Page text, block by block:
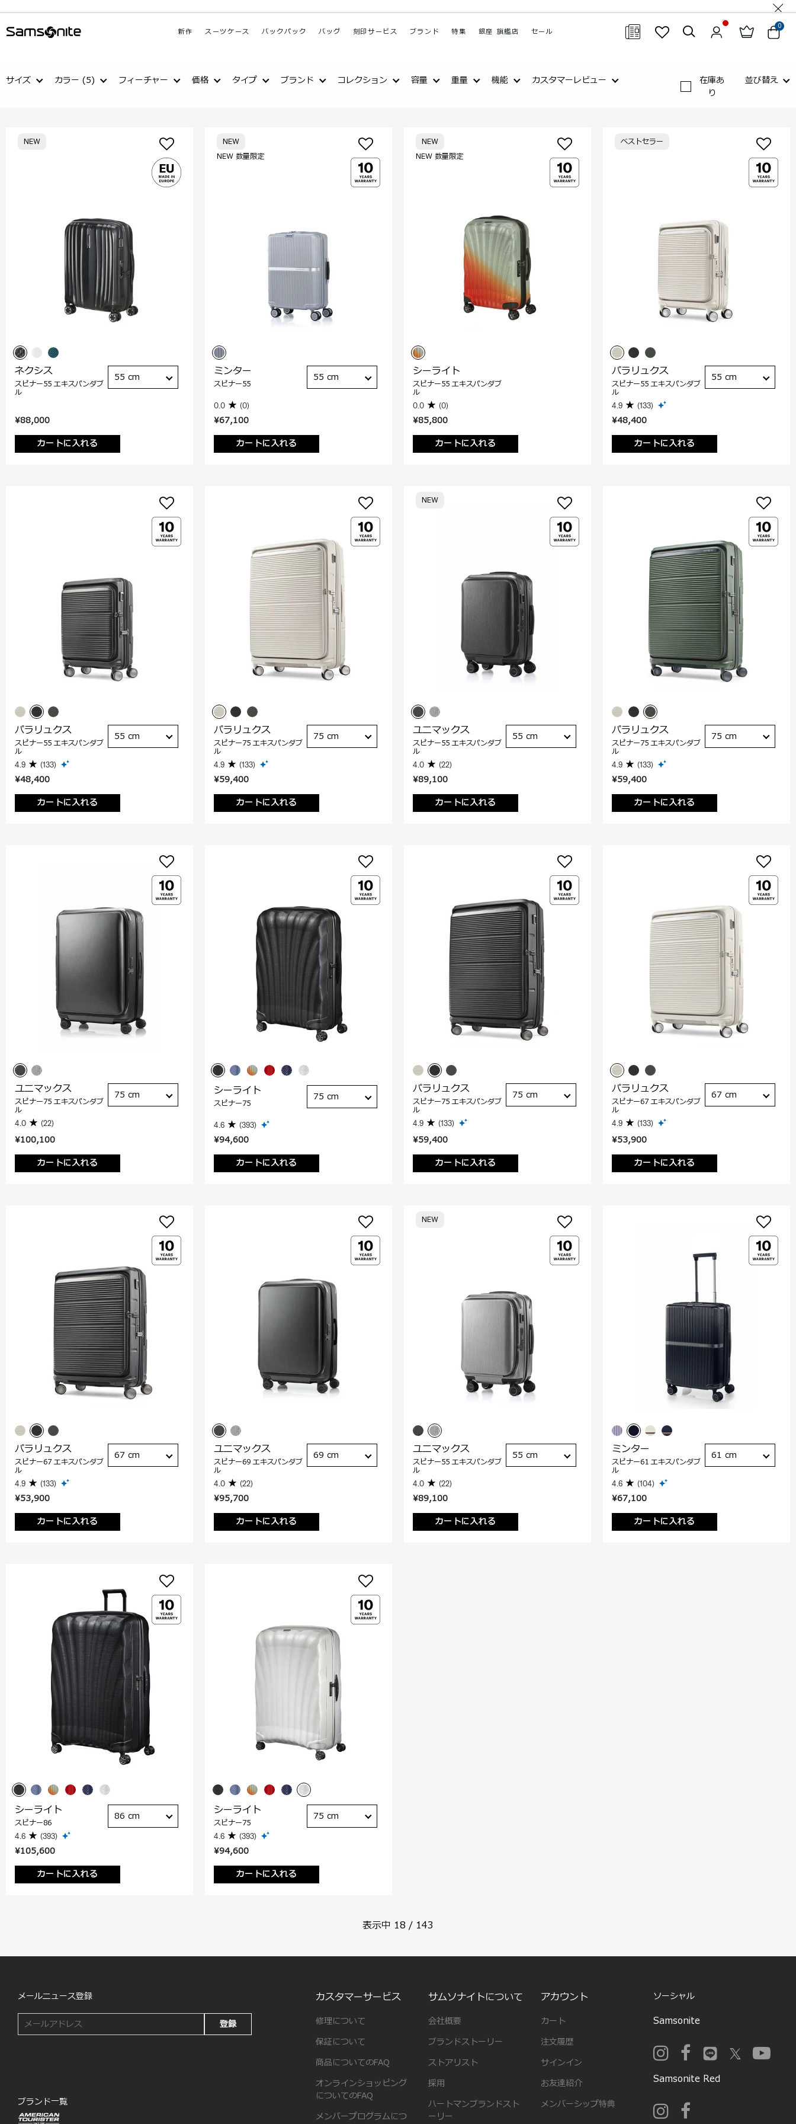
新作 スーツケース バックパック バッグ 刻印サービス ブランド 特集 銀座 旗艦店 セール
0
閉じる
サイズ カラー (5) フィーチャー 価格 タイプ ブランド コレクション 容量 重量 機能 カスタマーレビュー
在庫あ
り
並び替え
¥88,000
カートに入れる
NEW
ネクシス
スピナー55 エキスパンダブ
ル
55 cm
¥67,100
カートに入れる
NEW 数量限定
NEW
ミンター
スピナー55
0.0 (0)
55 cm
¥85,800
カートに入れる
NEW 数量限定
NEW
シーライト
スピナー55 エキスパンダブ
ル
0.0 (0)
¥48,400
カートに入れる
ベストセラー
パラリュクス
スピナー55 エキスパンダブ
ル
4.9 (133)
55 cm
¥48,400
カートに入れる
パラリュクス
スピナー55 エキスパンダブ
ル
4.9 (133)
55 cm
¥59,400
カートに入れる
パラリュクス
スピナー75 エキスパンダブ
ル
4.9 (133)
75 cm
¥89,100
カートに入れる
NEW
ユニマックス
スピナー55 エキスパンダブ
ル
4.0 (22)
55 cm
¥59,400
カートに入れる
パラリュクス
スピナー75 エキスパンダブ
ル
4.9 (133)
75 cm
¥100,100
カートに入れる
ユニマックス
スピナー75 エキスパンダブ
ル
4.0 (22)
75 cm
¥94,600
カートに入れる
シーライト
スピナー75
4.6 (393)
75 cm
¥59,400
カートに入れる
パラリュクス
スピナー75 エキスパンダブ
ル
4.9 (133)
75 cm
¥53,900
カートに入れる
パラリュクス
スピナー67 エキスパンダブ
ル
4.9 (133)
67 cm
¥53,900
カートに入れる
パラリュクス
スピナー67 エキスパンダブ
ル
4.9 (133)
67 cm
¥95,700
カートに入れる
ユニマックス
スピナー69 エキスパンダブ
ル
4.0 (22)
69 cm
¥89,100
カートに入れる
NEW
ユニマックス
スピナー55 エキスパンダブ
ル
4.0 (22)
55 cm
¥67,100
カートに入れる
ミンター
スピナー61 エキスパンダブ
ル
4.6 (104)
61 cm
¥105,600
カートに入れる
シーライト
スピナー86
4.6 (393)
86 cm
¥94,600
カートに入れる
シーライト
スピナー75
4.6 (393)
75 cm
表示中 18 / 143
メールニュース登録
登録
ブランド一覧
カスタマーサービス
修理について
保証について
商品についてのFAQ
オンラインショッピング
についてのFAQ
メンバープログラムにつ
サムソナイトについて
会社概要
ブランドストーリー
ストアリスト
採用
ハートマンブランドスト
ーリー
アカウント
カート
注文履歴
サインイン
お友達紹介
メンバーシップ特典
ソーシャル
Samsonite
Samsonite Red